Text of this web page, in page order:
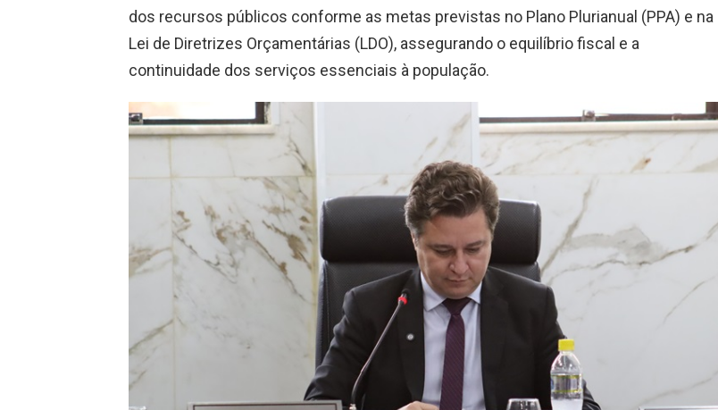
dos recursos públicos conforme as metas previstas no Plano Plurianual (PPA) e na
Lei de Diretrizes Orçamentárias (LDO), assegurando o equilíbrio fiscal e a
continuidade dos serviços essenciais à população.